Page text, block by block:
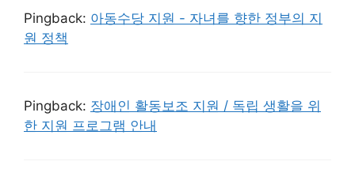
Pingback: 아동수당 지원 - 자녀를 향한 정부의 지
원 정책
Pingback: 장애인 활동보조 지원 / 독립 생활을 위
한 지원 프로그램 안내